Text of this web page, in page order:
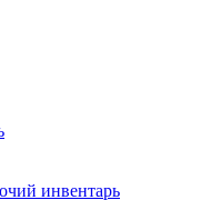
инвентарь